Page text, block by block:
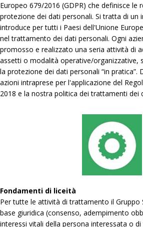
Europeo 679/2016 (GDPR) che definisce le
protezione dei dati personali. Si tratta di un
introduce per tutti i Paesi dell'Unione
nel trattamento dei dati personali. Ogni
promosso e realizzato una seria attività di
assetti o modalità operative/organizzative,
la protezione dei dati personali “in pratica”.
azioni intraprese per l'applicazione del
2018 e la nostra politica dei trattamenti dei
Fondamenti di liceità
Per tutte le attività di trattamento il Gruppo
base giuridica (consenso, adempimento
interessi vitali della persona interessata o